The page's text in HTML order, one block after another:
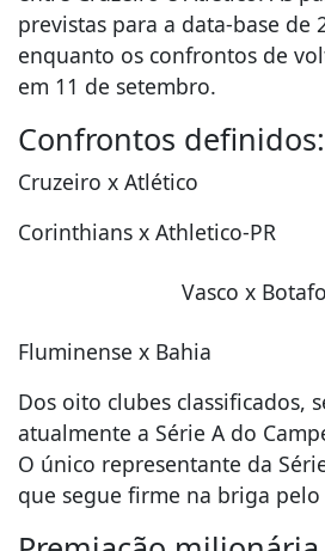
previstas para a data-base de
enquanto os confrontos de
em 11 de setembro.
Confrontos definidos:
Cruzeiro x Atlético
Corinthians x Athletico-PR
Vasco x
Fluminense x Bahia
Dos oito clubes classificados,
atualmente a Série A do
O único representante da
que segue firme na briga